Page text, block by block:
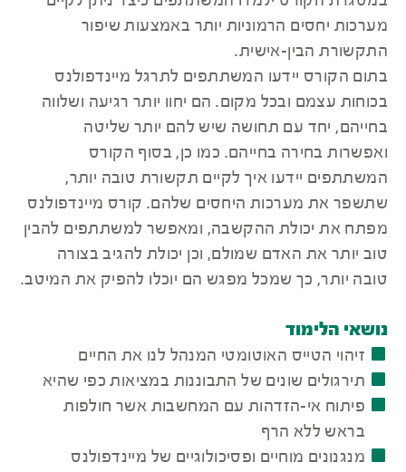
מערכות יחסים הרמוניות יותר באמצעות שיפור
התקשורת הבין-אישית.
בתום הקורס יידעו המשתתפים לתרגל מיינדפולנס
בכוחות עצמם ובכל מקום. הם יחוו יותר רגיעה ושלווה
בחייהם, יחד עם תחושה שיש להם יותר שליטה
ואפשרות בחירה בחייהם. כמו כן, בסוף הקורס
המשתתפים יידעו איך לקיים תקשורת טובה יותר,
שתשפר את מערכות היחסים שלהם. קורס מיינדפולנס
מפתח את יכולת ההקשבה, ומאפשר למשתתפים להבין
טוב יותר את האדם שמולם, וכן יכולת להגיב בצורה
טובה יותר, כך שמכל מפגש הם יוכלו להפיק את המיטב.
נושאי הלימוד
זיהוי הטייס האוטומטי המנהל לנו את החיים
תירגולים שונים של התבוננות במציאות כפי שהיא
פיתוח אי-הזדהות עם המחשבות אשר חולפות
בראש ללא הרף
מנגנונים מוחיים ופסיכולוגיים של מיינדפולנס